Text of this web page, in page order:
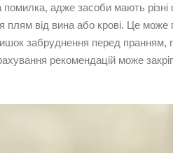
адже засоби мають
від вина або крові. Це може
забруднення перед
рекомендацій може